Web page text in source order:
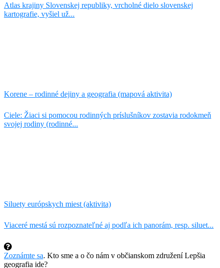
Atlas krajiny Slovenskej republiky, vrcholné dielo slovenskej
kartografie, vyšiel už...
Korene – rodinné dejiny a geografia (mapová aktivita)
Ciele: Žiaci si pomocou rodinných príslušníkov zostavia rodokmeň
svojej rodiny (rodinné...
Siluety európskych miest (aktivita)
Viaceré mestá sú rozpoznateľné aj podľa ich panorám, resp. siluet...
Zoznámte sa. Kto sme a o čo nám v občianskom združení Lepšia
geografia ide?